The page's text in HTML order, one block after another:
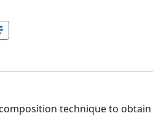
technique to